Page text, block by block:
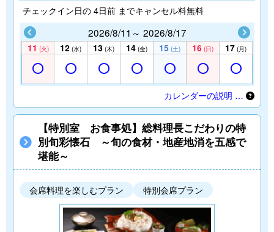
チェックイン日の 4日前 までキャンセル料無料
2026/8/11～ 2026/8/17
11 (火) 12 (水) 13 (木) 14 (金) 15 (土) 16 (日) 17 (月)
カレンダーの説明 …
【特別室 お食事処】総料理長こだわりの特
別旬彩懐石 ～旬の食材・地産地消を五感で
堪能～
会席料理を楽しむプラン 特別会席プラン